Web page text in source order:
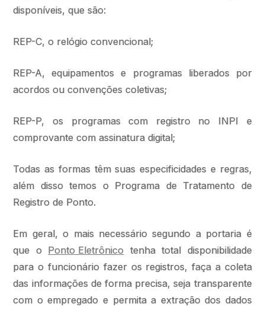
disponíveis, que são:
REP-C, o relógio convencional;
REP-A, equipamentos e programas liberados por
acordos ou convenções coletivas;
REP-P, os programas com registro no INPI e
comprovante com assinatura digital;
Todas as formas têm suas especificidades e regras,
além disso temos o Programa de Tratamento de
Registro de Ponto.
Em geral, o mais necessário segundo a portaria é
que o Ponto Eletrônico tenha total disponibilidade
para o funcionário fazer os registros, faça a coleta
das informações de forma precisa, seja transparente
com o empregado e permita a extração dos dados